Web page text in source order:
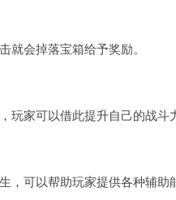
就会掉落宝箱给予奖励。
玩家可以借此提升自己的战斗
，可以帮助玩家提供各种辅助